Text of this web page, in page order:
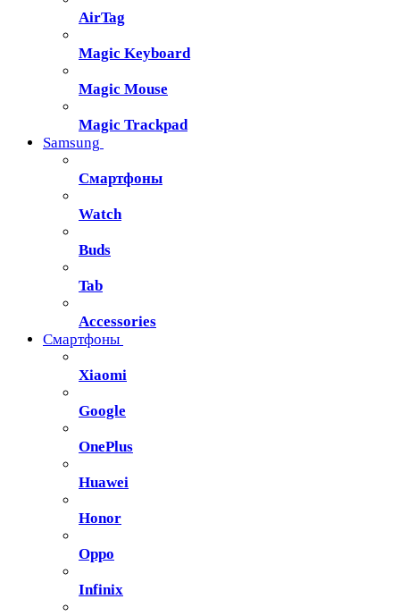
AirTag
Magic Keyboard
Magic Mouse
Magic Trackpad
Samsung
Смартфоны
Watch
Buds
Tab
Accessories
Смартфоны
Xiaomi
Google
OnePlus
Huawei
Honor
Oppo
Infinix